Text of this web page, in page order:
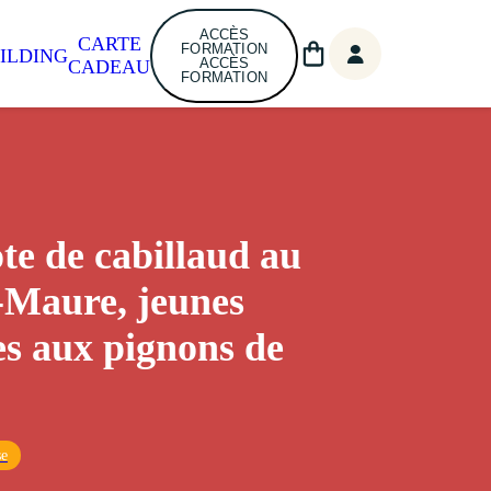
CARTE
CADEAU
ACCÈS
FORMATION
ACCÈS
FORMATION
de cabillaud au
jeunes
aux pignons de